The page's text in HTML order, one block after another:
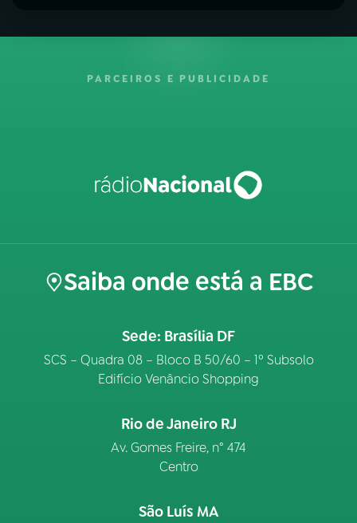
PARCEIROS E PUBLICIDADE
Saiba onde está a EBC
Sede: Brasília DF
SCS – Quadra 08 – Bloco B 50/60 – 1º Subsolo
Edifício Venâncio Shopping
Rio de Janeiro RJ
Av. Gomes Freire, n° 474
Centro
São Luís MA